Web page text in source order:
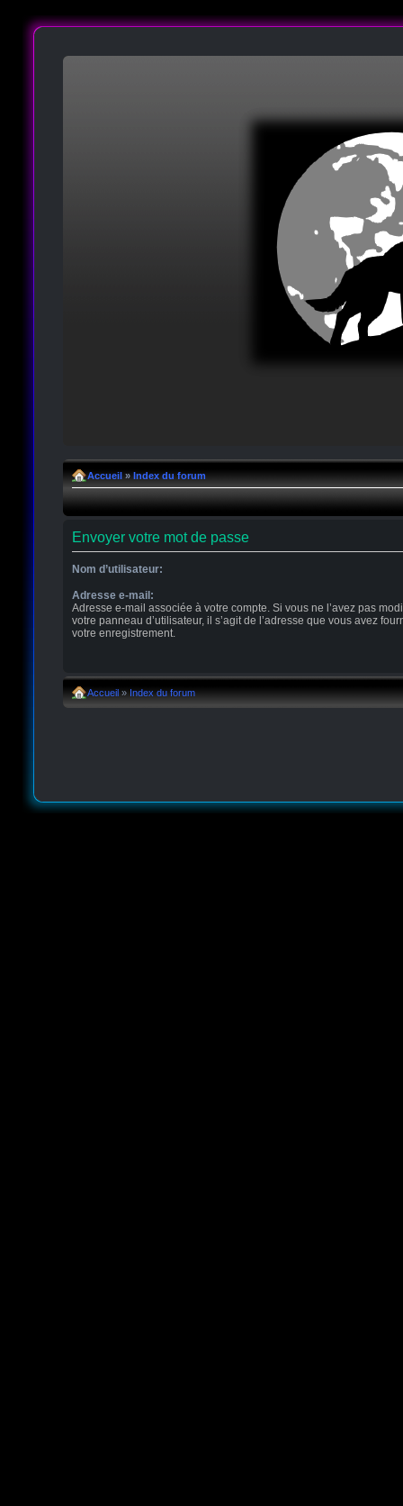
Accueil » Index du forum
Envoyer votre mot de passe
Nom d’utilisateur:
Adresse e-mail:
Adresse e-mail associée à votre compte. Si vous ne l’avez pas
votre panneau d’utilisateur, il s’agit de l’adresse que vous avez
votre enregistrement.
Accueil » Index du forum